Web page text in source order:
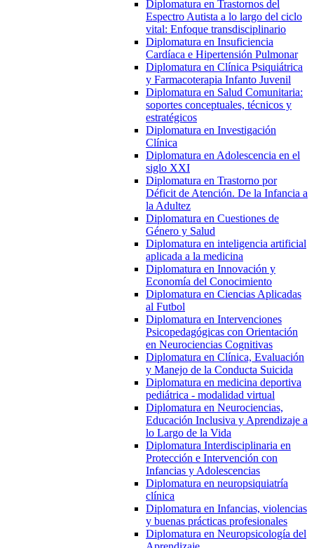
Diplomatura en Trastornos del
Espectro Autista a lo largo del ciclo
vital: Enfoque transdisciplinario
Diplomatura en Insuficiencia
Cardíaca e Hipertensión Pulmonar
Diplomatura en Clínica Psiquiátrica
y Farmacoterapia Infanto Juvenil
Diplomatura en Salud Comunitaria:
soportes conceptuales, técnicos y
estratégicos
Diplomatura en Investigación
Clínica
Diplomatura en Adolescencia en el
siglo XXI
Diplomatura en Trastorno por
Déficit de Atención. De la Infancia a
la Adultez
Diplomatura en Cuestiones de
Género y Salud
Diplomatura en inteligencia artificial
aplicada a la medicina
Diplomatura en Innovación y
Economía del Conocimiento
Diplomatura en Ciencias Aplicadas
al Futbol
Diplomatura en Intervenciones
Psicopedagógicas con Orientación
en Neurociencias Cognitivas
Diplomatura en Clínica, Evaluación
y Manejo de la Conducta Suicida
Diplomatura en medicina deportiva
pediátrica - modalidad virtual
Diplomatura en Neurociencias,
Educación Inclusiva y Aprendizaje a
lo Largo de la Vida
Diplomatura Interdisciplinaria en
Protección e Intervención con
Infancias y Adolescencias
Diplomatura en neuropsiquiatría
clínica
Diplomatura en Infancias, violencias
y buenas prácticas profesionales
Diplomatura en Neuropsicología del